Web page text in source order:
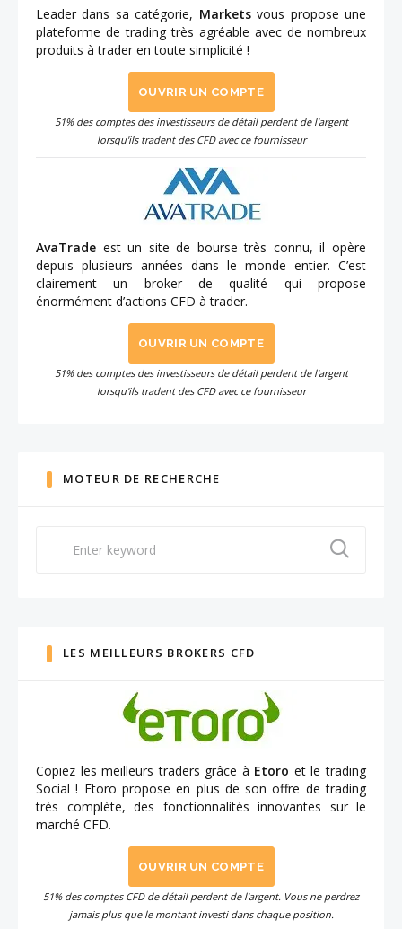
Leader dans sa catégorie, Marketsvous propose une
plateforme de trading très agréable avec de nombreux
produits à trader en toute simplicité !
OUVRIR UN COMPTE
51% des comptes des investisseurs de détail perdent de l'argent
lorsqu'ils tradent des CFD avec ce fournisseur
AvaTrade est un site de bourse très connu, il opère
depuis plusieurs années dans le monde entier. C’est
clairement un broker de qualité qui propose
énormément d’actions CFD à trader.
OUVRIR UN COMPTE
51% des comptes des investisseurs de détail perdent de l'argent
lorsqu'ils tradent des CFD avec ce fournisseur
MOTEUR DE RECHERCHE
LES MEILLEURS BROKERS CFD
Copiez les meilleurs traders grâce à Etoro et le trading
Social ! Etoro propose en plus de son offre de trading
très complète, des fonctionnalités innovantes sur le
marché CFD.
OUVRIR UN COMPTE
51% des comptes CFD de détail perdent de l'argent. Vous ne perdrez
jamais plus que le montant investi dans chaque position.